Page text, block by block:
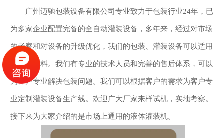
广州迈驰包装设备有限公司专业致力于包装行业24年，已
为多家企业配置完备的全自动灌装设备，多年来，经过对市场
的考察和对设备的升级优化，我们的包装、灌装设备可以适用
于多种物料。我们有专业的技术人员和完善的售后体系，可以
为客户专业解决包装问题。我们可以根据客户的需求为客户专
业定制灌装设备生产线。欢迎广大厂家来样试机，实地考察。
接下来为大家介绍的是市场上通用的液体灌装机。